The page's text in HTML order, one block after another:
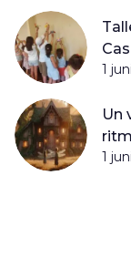
1
Un
1